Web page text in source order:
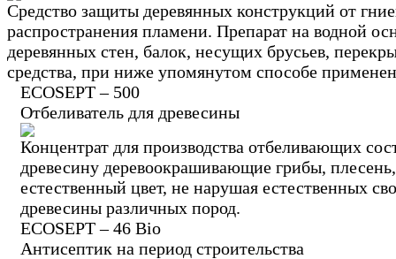
Средство защиты деревянных конструкций от
распространения пламени. Препарат на водной
деревянных стен, балок, несущих брусьев,
средства, при ниже упомянутом способе
ECOSEPT – 500
Отбеливатель для древесины
Концентрат для производства отбеливающих
древесину деревоокрашивающие грибы,
естественный цвет, не нарушая естественных
древесины различных пород.
ECOSEPT – 46 Bio
Антисептик на период строительства